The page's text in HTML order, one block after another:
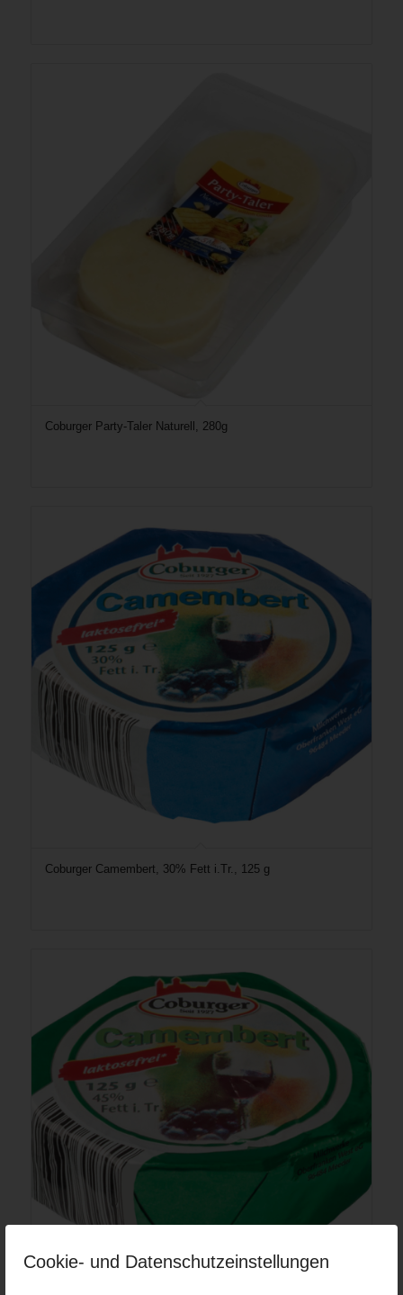
Cookie- und Datenschutzeinstellungen
Coburger Party-Taler Naturell, 280g
Coburger Camembert, 30% Fett i.Tr., 125 g